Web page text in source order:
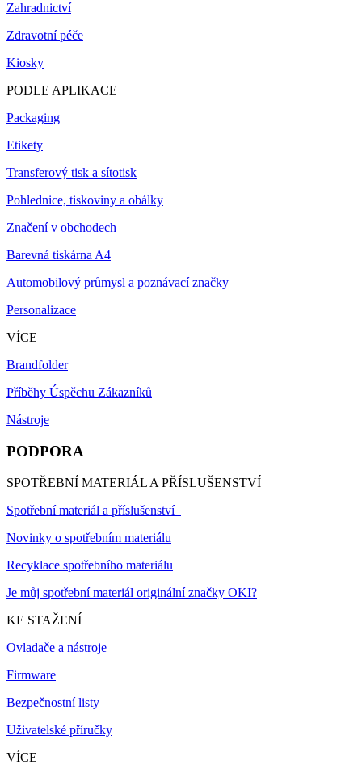
Zahradnictví
Zdravotní péče
Kiosky
PODLE APLIKACE
Packaging
Etikety
Transferový tisk a sítotisk
Pohlednice, tiskoviny a obálky
Značení v obchodech
Barevná tiskárna A4
Automobilový průmysl a poznávací značky
Personalizace
VÍCE
Brandfolder
Příběhy Úspěchu Zákazníků
Nástroje
PODPORA
SPOTŘEBNÍ MATERIÁL A PŘÍSLUŠENSTVÍ
Spotřební materiál a příslušenství
Novinky o spotřebním materiálu
Recyklace spotřebního materiálu
Je můj spotřební materiál originální značky OKI?
KE STAŽENÍ
Ovladače a nástroje
Firmware
Bezpečnostní listy
Uživatelské příručky
VÍCE